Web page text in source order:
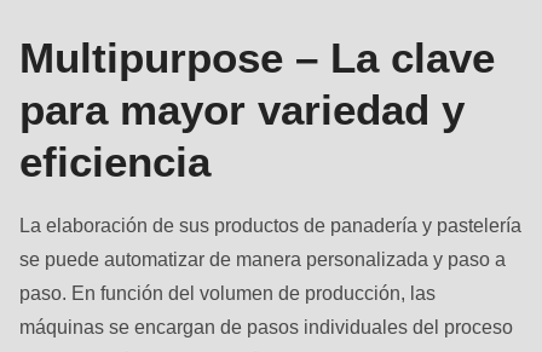
deprecated
in
Drupal\rondo_contact\ContactService-
>Drupal\rondo_contact\
{closure}
()
(line
592
Multipurpose – La clave
para mayor variedad y
eficiencia
La elaboración de sus productos de panadería y pastelería
se puede automatizar de manera personalizada y paso a
paso. En función del volumen de producción, las
máquinas se encargan de pasos individuales del proceso